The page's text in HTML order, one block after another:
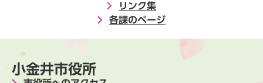
リンク集
各課のページ
小金井市役所